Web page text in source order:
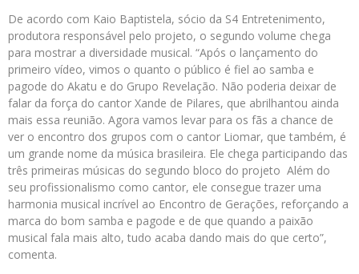
De acordo com Kaio Baptistela, sócio da S4 Entretenimento,
produtora responsável pelo projeto, o segundo volume chega
para mostrar a diversidade musical. “Após o lançamento do
primeiro vídeo, vimos o quanto o público é fiel ao samba e
pagode do Akatu e do Grupo Revelação. Não poderia deixar de
falar da força do cantor Xande de Pilares, que abrilhantou ainda
mais essa reunião. Agora vamos levar para os fãs a chance de
ver o encontro dos grupos com o cantor Liomar, que também, é
um grande nome da música brasileira. Ele chega participando das
três primeiras músicas do segundo bloco do projeto Além do
seu profissionalismo como cantor, ele consegue trazer uma
harmonia musical incrível ao Encontro de Gerações, reforçando a
marca do bom samba e pagode e de que quando a paixão
musical fala mais alto, tudo acaba dando mais do que certo”,
comenta.